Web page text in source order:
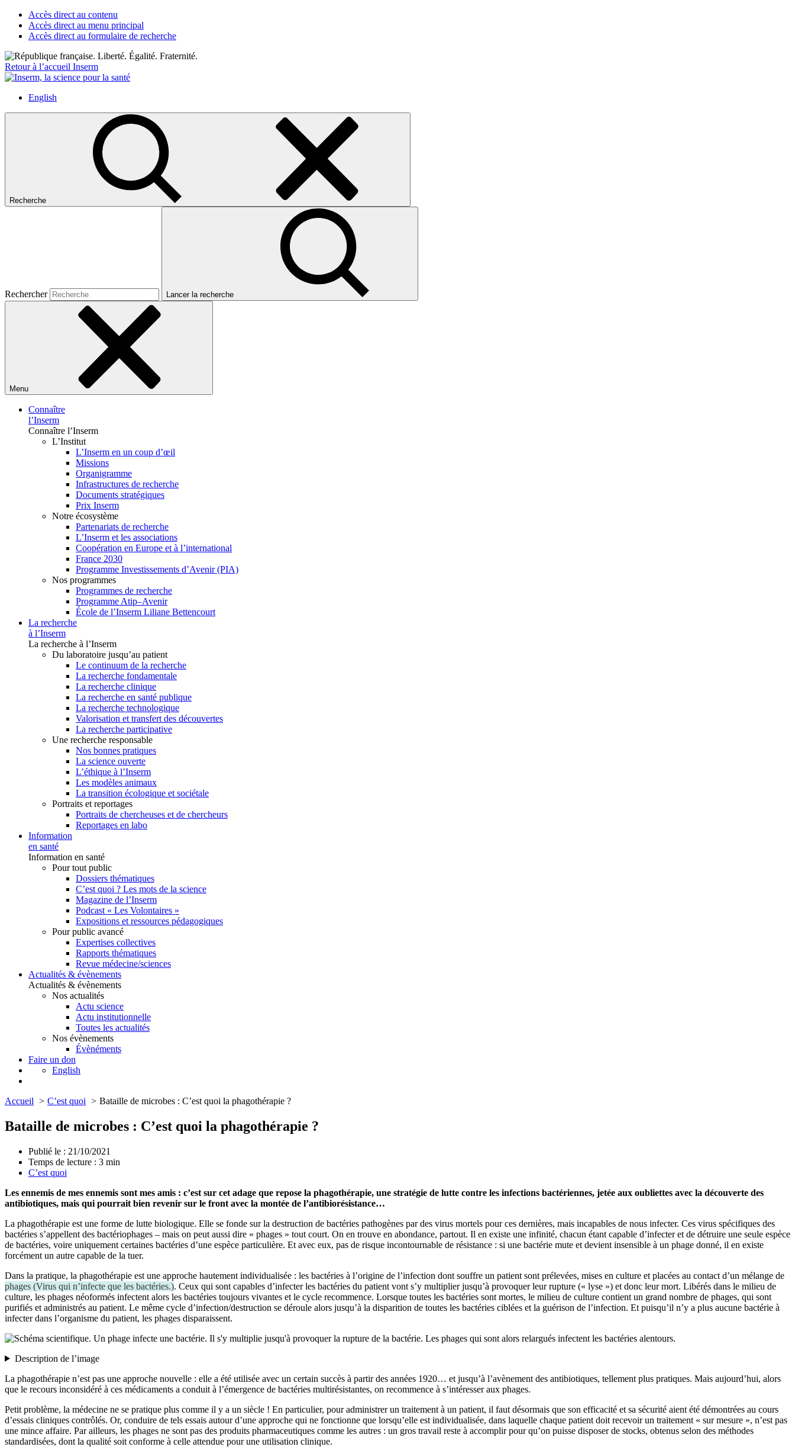
Accès direct au contenu
Accès direct au menu principal
Accès direct au formulaire de recherche
Retour à l’accueil Inserm
English
Recherche
Rechercher Lancer la recherche
Menu
Connaître
l’Inserm
Connaître l’Inserm
L’Institut
L’Inserm en un coup d’œil
Missions
Organigramme
Infrastructures de recherche
Documents stratégiques
Prix Inserm
Notre écosystème
Partenariats de recherche
L’Inserm et les associations
Coopération en Europe et à l’international
France 2030
Programme Investissements d’Avenir (PIA)
Nos programmes
Programmes de recherche
Programme Atip–Avenir
École de l’Inserm Liliane Bettencourt
La recherche
à l’Inserm
La recherche à l’Inserm
Du laboratoire jusqu’au patient
Le continuum de la recherche
La recherche fondamentale
La recherche clinique
La recherche en santé publique
La recherche technologique
Valorisation et transfert des découvertes
La recherche participative
Une recherche responsable
Nos bonnes pratiques
La science ouverte
L’éthique à l’Inserm
Les modèles animaux
La transition écologique et sociétale
Portraits et reportages
Portraits de chercheuses et de chercheurs
Reportages en labo
Information
en santé
Information en santé
Pour tout public
Dossiers thématiques
C’est quoi ? Les mots de la science
Magazine de l’Inserm
Podcast « Les Volontaires »
Expositions et ressources pédagogiques
Pour public avancé
Expertises collectives
Rapports thématiques
Revue médecine/sciences
Actualités & évènements
Actualités & évènements
Nos actualités
Actu science
Actu institutionnelle
Toutes les actualités
Nos évènements
Évènéments
Faire un don
English
Accueil C’est quoi Bataille de microbes : C’est quoi la phagothérapie ?
Bataille de microbes : C’est quoi la phagothérapie ?
Publié le : 21/10/2021
Temps de lecture : 3 min
C’est quoi
Les ennemis de mes ennemis sont mes amis : c’est sur cet adage que repose la phagothérapie, une stratégie de lutte contre les infections bactériennes, jetée aux oubliettes avec la découverte des
antibiotiques, mais qui pourrait bien revenir sur le front avec la montée de l’antibiorésistance…
La phagothérapie est une forme de lutte biologique. Elle se fonde sur la destruction de bactéries pathogènes par des virus mortels pour ces dernières, mais incapables de nous infecter. Ces virus spécifiques des
bactéries s’appellent des bactériophages – mais on peut aussi dire « phages » tout court. On en trouve en abondance, partout. Il en existe une infinité, chacun étant capable d’infecter et de détruire une seule espèce
de bactéries, voire uniquement certaines bactéries d’une espèce particulière. Et avec eux, pas de risque incontournable de résistance : si une bactérie mute et devient insensible à un phage donné, il en existe
forcément un autre capable de la tuer.
Dans la pratique, la phagothérapie est une approche hautement individualisée : les bactéries à l’origine de l’infection dont souffre un patient sont prélevées, mises en culture et placées au contact d’un mélange de
phages (Virus qui n’infecte que les bactéries.). Ceux qui sont capables d’infecter les bactéries du patient vont s’y multiplier jusqu’à provoquer leur rupture (« lyse ») et donc leur mort. Libérés dans le milieu de
culture, les phages néoformés infectent alors les bactéries toujours vivantes et le cycle recommence. Lorsque toutes les bactéries sont mortes, le milieu de culture contient un grand nombre de phages, qui sont
purifiés et administrés au patient. Le même cycle d’infection/destruction se déroule alors jusqu’à la disparition de toutes les bactéries ciblées et la guérison de l’infection. Et puisqu’il n’y a plus aucune bactérie à
infecter dans l’organisme du patient, les phages disparaissent.
Description de l’image
La phagothérapie n’est pas une approche nouvelle : elle a été utilisée avec un certain succès à partir des années 1920… et jusqu’à l’avènement des antibiotiques, tellement plus pratiques. Mais aujourd’hui, alors
que le recours inconsidéré à ces médicaments a conduit à l’émergence de bactéries multirésistantes, on recommence à s’intéresser aux phages.
Petit problème, la médecine ne se pratique plus comme il y a un siècle ! En particulier, pour administrer un traitement à un patient, il faut désormais que son efficacité et sa sécurité aient été démontrées au cours
d’essais cliniques contrôlés. Or, conduire de tels essais autour d’une approche qui ne fonctionne que lorsqu’elle est individualisée, dans laquelle chaque patient doit recevoir un traitement « sur mesure », n’est pas
une mince affaire. Par ailleurs, les phages ne sont pas des produits pharmaceutiques comme les autres : un gros travail reste à accomplir pour qu’on puisse disposer de stocks, obtenus selon des méthodes
standardisées, dont la qualité soit conforme à celle attendue pour une utilisation clinique.